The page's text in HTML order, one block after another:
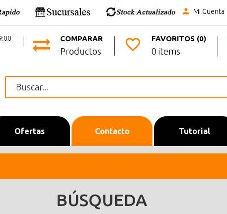
Mi Cuenta
FAVORITOS (0)
0 items
COMPARAR
Productos
Ofertas Contacto Tutorial
BÚSQUEDA